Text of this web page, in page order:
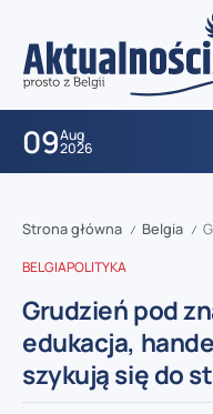
09Aug
2026
Strona główna / Belgia /
BELGIAPOLITYKA
Grudzień pod
edukacja,
szykują się do